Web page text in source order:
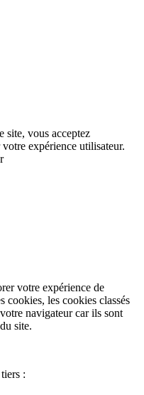
site, vous acceptez
expérience utilisateur.
votre expérience de
cookies, les cookies classés
navigateur car ils sont
site.
: